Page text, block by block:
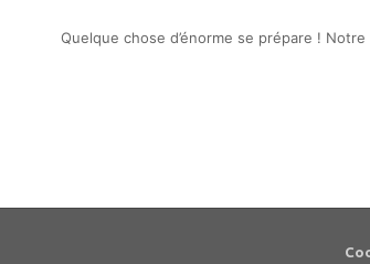
Quelque chose d’énorme se prépare !